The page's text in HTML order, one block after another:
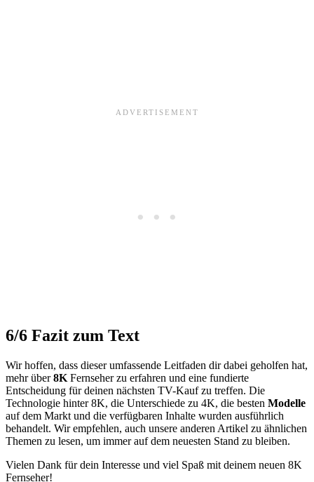
6/6 Fazit zum Text
Wir hoffen, dass dieser umfassende Leitfaden dir dabei geholfen hat,
mehr über8K Fernseher zu erfahren und eine fundierte
Entscheidung für deinen nächsten TV-Kauf zu treffen. Die
Technologie hinter 8K, die Unterschiede zu 4K, die besten Modelle
auf dem Markt und die verfügbaren Inhalte wurden ausführlich
behandelt. Wir empfehlen, auch unsere anderen Artikel zu ähnlichen
Themen zu lesen, um immer auf dem neuesten Stand zu bleiben.
Vielen Dank für dein Interesse und viel Spaß mit deinem neuen 8K
Fernseher!